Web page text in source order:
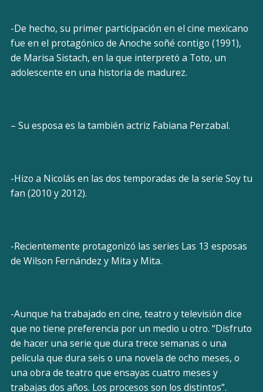
-De hecho, su primer participación en el cine mexicano
fue en el protagónico de Anoche soñé contigo (1991),
de Marisa Sistach, en la que interpretó a Toto, un
adolescente en una historia de madurez.
– Su esposa es la también actriz Fabiana Perzabal.
-Hizo a Nicolás en las​ dos temporadas de la serie Soy tu
fan (2010 y 2012).
-Recientemente protagonizó las series Las 13 esposas
de Wilson Fernández y Mita y Mita.
-Aunque ha trabajado en cine, teatro y televisión dice
que no tiene preferencia por un medio u otro. “Disfruto
de hacer una serie que dura trece semanas o una
película que dura seis o una novela de ocho meses, o
una obra de teatro que ensayas cuatro meses y
trabajas dos años. Los procesos son los distintos”.